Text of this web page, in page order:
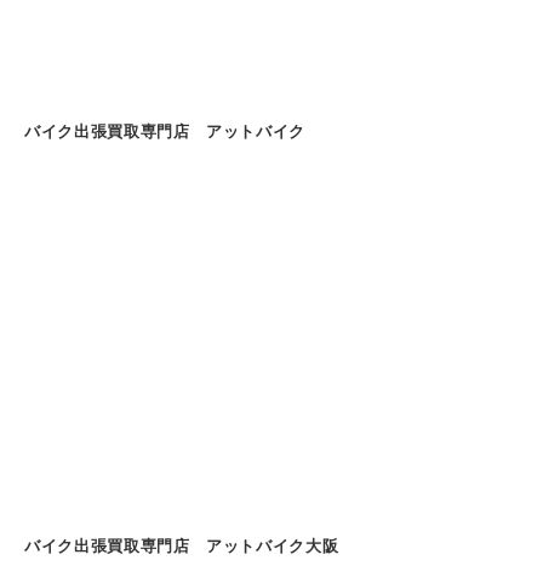
バイク出張買取専門店 アットバイク
バイク出張買取専門店 アットバイク大阪